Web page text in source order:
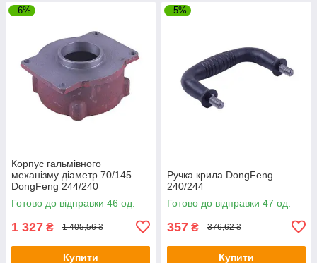
–6%
Корпус гальмівного
механізму діаметр 70/145
DongFeng 244/240
Готово до відправки 46 од.
1 327 ₴ 1 405,56 ₴
Купити
–5%
Ручка крила DongFeng
240/244
Готово до відправки 47 од.
357 ₴ 376,62 ₴
Купити